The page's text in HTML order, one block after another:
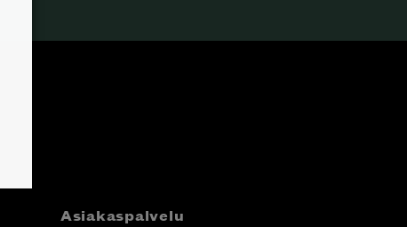
Asiakaspalvelu